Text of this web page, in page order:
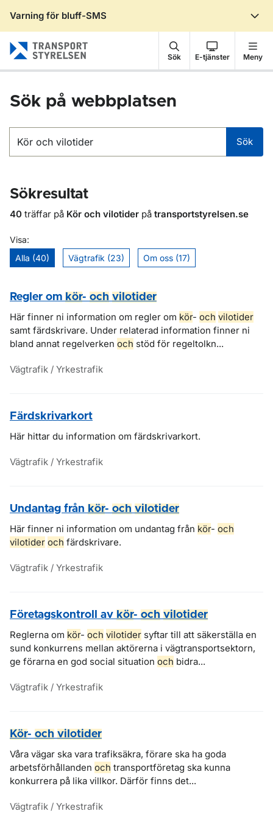
Varning för bluff-SMS
Sök E-tjänster Meny
Sök på webbplatsen
Sök
Sökresultat
40 träffar på Kör och vilotider på transportstyrelsen.se
Visa:
Alla (40)
Vägtrafik (23) Om oss (17)
Regler om kör- och vilotider
Här finner ni information om regler om kör- och vilotider
samt färdskrivare. Under relaterad information finner ni
bland annat regelverken och stöd för regeltolkn...
Vägtrafik / Yrkestrafik
Färdskrivarkort
Här hittar du information om färdskrivarkort.
Vägtrafik / Yrkestrafik
Undantag från kör- och vilotider
Här finner ni information om undantag från kör- och
vilotider och färdskrivare.
Vägtrafik / Yrkestrafik
Företagskontroll av kör- och vilotider
Reglerna om kör- och vilotider syftar till att säkerställa en
sund konkurrens mellan aktörerna i vägtransportsektorn,
ge förarna en god social situation och bidra...
Vägtrafik / Yrkestrafik
Kör- och vilotider
Våra vägar ska vara trafiksäkra, förare ska ha goda
arbetsförhållanden och transportföretag ska kunna
konkurrera på lika villkor. Därför finns det...
Vägtrafik / Yrkestrafik